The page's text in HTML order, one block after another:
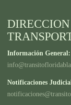
Información General:
Notificaciones